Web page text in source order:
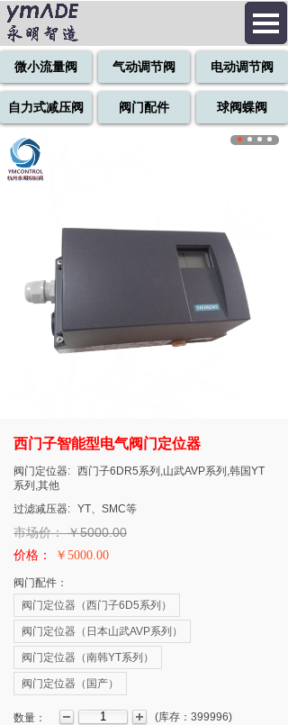
气动调节阀
阀门配件 球阀蝶阀
电动调节阀
自力式减压阀
微小流量阀
西门子智能型电气阀门定位器
阀门定位器: 西门子6DR5系列,山武AVP系列,韩国YT
系列,其他
过滤减压器: YT、SMC等
市场价： ￥5000.00
价格： ￥5000.00
阀门配件：
阀门定位器（西门子6D5系列）
阀门定位器（日本山武AVP系列）
阀门定位器（南韩YT系列）
阀门定位器（国产）
数量： (库存： 399996)